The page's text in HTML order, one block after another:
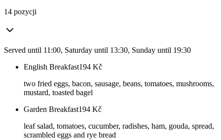
14 pozycji
Served until 11:00, Saturday until 13:30, Sunday until 19:30
English Breakfast194 Kč
two fried eggs, bacon, sausage, beans, tomatoes, mushrooms,
mustard, toasted bagel
Garden Breakfast194 Kč
leaf salad, tomatoes, cucumber, radishes, ham, gouda, spread,
scrambled eggs and rye bread